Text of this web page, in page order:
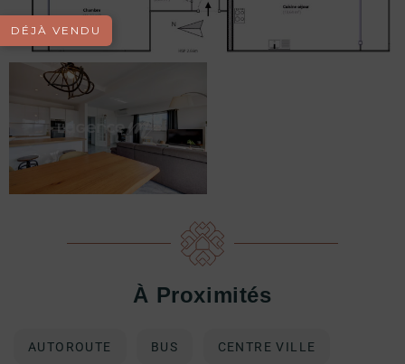
DÉJÀ VENDU
À Proximités
AUTOROUTE BUS CENTRE VILLE